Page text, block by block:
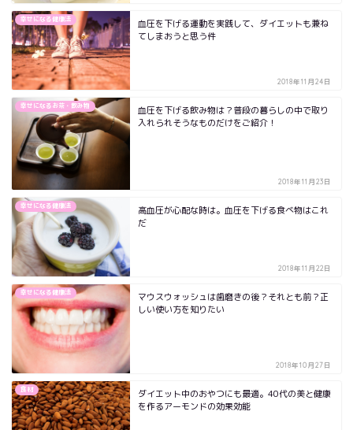
幸せになる健康法
血圧を下げる運動を実践して、ダイエットも兼ね
てしまおうと思う件
2018年11月24日
幸せになるお茶・飲み物
血圧を下げる飲み物は？普段の暮らしの中で取り
入れられそうなものだけをご紹介！
2018年11月23日
幸せになる健康法
高血圧が心配な時は。血圧を下げる食べ物はこれ
だ
2018年11月22日
幸せになる健康法
マウスウォッシュは歯磨きの後？それとも前？正
しい使い方を知りたい
2018年10月27日
食材
ダイエット中のおやつにも最適。40代の美と健康
を作るアーモンドの効果効能